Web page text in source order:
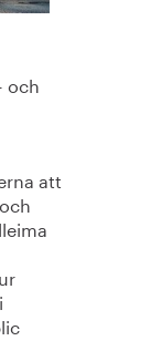
och
att